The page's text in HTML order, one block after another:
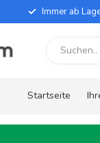
Immer ab
Startseite